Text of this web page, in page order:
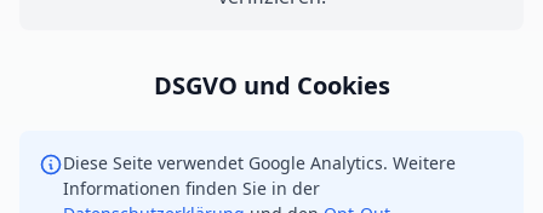
DSGVO und Cookies
Diese Seite verwendet Google Analytics. Weitere
Informationen finden Sie in der